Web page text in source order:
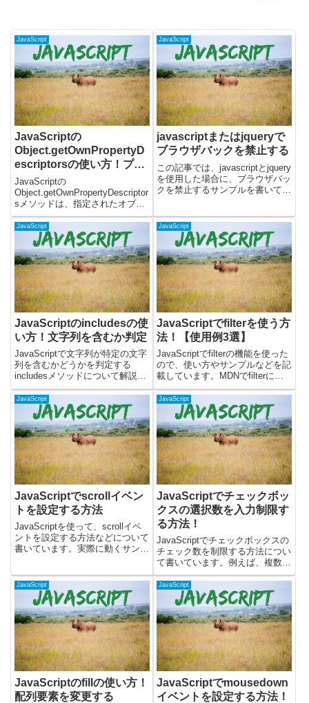
JavaScript
JavaScriptの
Object.getOwnPropertyD
escriptorsの使い方！プロ
パティ属性をまとめて取得
JavaScriptの
Object.getOwnPropertyDescriptor
sメソッドは、指定されたオブジ
ェクトのすべての自身のプロパテ
ィ（継承されたプロパティではな
い）のプロパティディスクリプタ
をまとめて取得するために使用さ
れます...
JavaScript
javascriptまたはjqueryで
ブラウザバックを禁止する
この記事では、javascriptとjquery
を使用した場合に、ブラウザバッ
クを禁止するサンプルを書いてい
が、chromeだけ挙動が少し違い
ました。ブラウザバッ...
JavaScript
JavaScriptのincludesの使
い方！文字列を含むか判定
JavaScriptで文字列が特定の文字
列を含むかどうかを判定する
includesメソッドについて解説し
ます。includesメソッドを使う
と、文字列の中に指定した文字列
が含まれているかどうかを簡単に
チェックできます。文字列処理を
行う際に、...
JavaScript
JavaScriptでfilterを使う方
法！【使用例3選】
JavaScriptでfilterの機能を使った
ので、使い方やサンプルなどを記
載しています。MDNでfilterにつ
いて説明しているドキュメントは
こちらです。JavaScriptのfilter機
能とは？JavaScriptのfilterは配...
JavaScript
JavaScriptでscrollイベン
トを設定する方法
JavaScriptを使って、scrollイベ
ントを設定する方法などについて
書いています。実際に動くサンプ
は？ ・scrollイベントをつける方
法 ・scrollイベントで位置...
JavaScript
JavaScriptでチェックボッ
クスの選択数を入力制限す
る方法！
JavaScriptでチェックボックスの
チェック数を制限する方法につい
て書いています。例えば、複数あ
るチェックボックスから、選択可
能な項目を2つまでや3つまでし
か入力できないようにするといっ
た形です。ここでは、JavaScript
のみで実例...
JavaScript
JavaScriptのfillの使い方！
配列要素を変更する
JavaScript
JavaScriptでmousedown
イベントを設定する方法！